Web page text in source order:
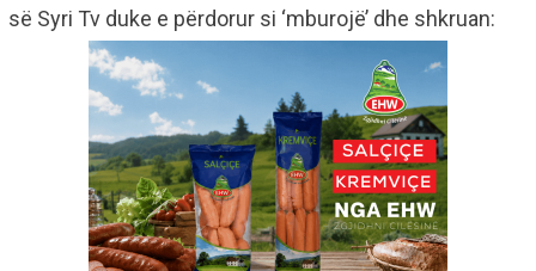
së Syri Tv duke e përdorur si ‘mburojë’ dhe shkruan: